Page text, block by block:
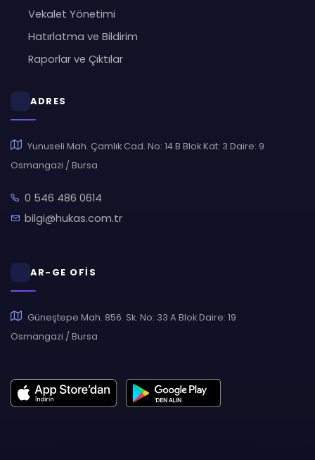
Vekalet Yönetimi
Hatırlatma ve Bildirim
Raporlar ve Çıktılar
ADRES
Yunuseli Mah. Çamlık Cad. No: 14 B Blok Kat: 3 Daire: 9
Osmangazi / Bursa
0 546 486 0614
bilgi@hukas.com.tr
AR-GE OFİS
Güneştepe Mah. 856. Sk. No: 33 A Blok Daire: 19
Osmangazi / Bursa